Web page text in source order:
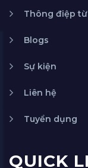
Thông điệp
Blogs
Sự kiện
Liên hệ
Tuyển dụng
QUICK